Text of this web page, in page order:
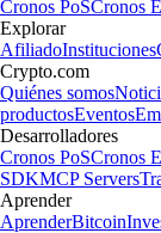
Cronos PoSCronos
Explorar
AfiliadoInstituciones
Crypto.com
Quiénes somos
productosEventos
Desarrolladores
Cronos PoSCronos
SDKMCP Servers
Aprender
AprenderBitcoin